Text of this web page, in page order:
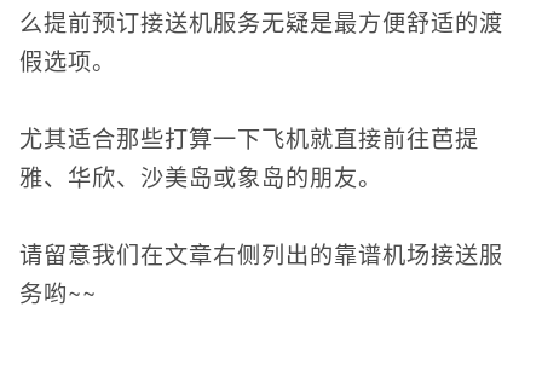
么提前预订接送机服务无疑是最方便舒适的渡
假选项。
尤其适合那些打算一下飞机就直接前往芭提
雅、华欣、沙美岛或象岛的朋友。
请留意我们在文章右侧列出的靠谱机场接送服
务哟~~